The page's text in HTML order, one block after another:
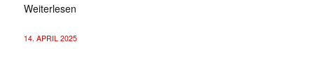
Weiterlesen
14. APRIL 2025